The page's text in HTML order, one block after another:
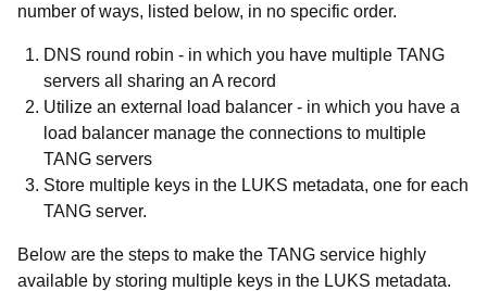
number of ways, listed below, in no specific order.
DNS round robin - in which you have multiple TANG
servers all sharing an A record
Utilize an external load balancer - in which you have a
load balancer manage the connections to multiple
TANG servers
Store multiple keys in the LUKS metadata, one for each
TANG server.
Below are the steps to make the TANG service highly
available by storing multiple keys in the LUKS metadata.